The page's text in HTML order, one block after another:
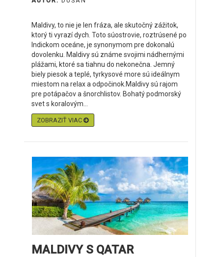
Maldivy, to nie je len fráza, ale skutočný zážitok,
ktorý ti vyrazí dych. Toto súostrovie, roztrúsené po
Indickom oceáne, je synonymom pre dokonalú
dovolenku. Maldivy sú známe svojimi nádhernými
plážami, ktoré sa tiahnu do nekonečna. Jemný
biely piesok a teplé, tyrkysové more sú ideálnym
miestom na relax a odpočinok.Maldivy sú rajom
pre potápačov a šnorchlistov. Bohatý podmorský
svet s koralovým...
ZOBRAZIŤ VIAC
MALDIVY S QATAR